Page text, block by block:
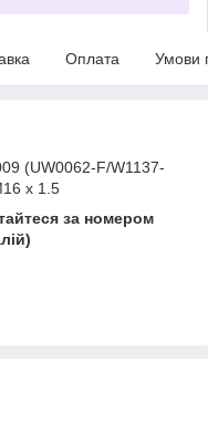
Оплата Умови
(UW0062-F/W1137-
х 1.5
за номером